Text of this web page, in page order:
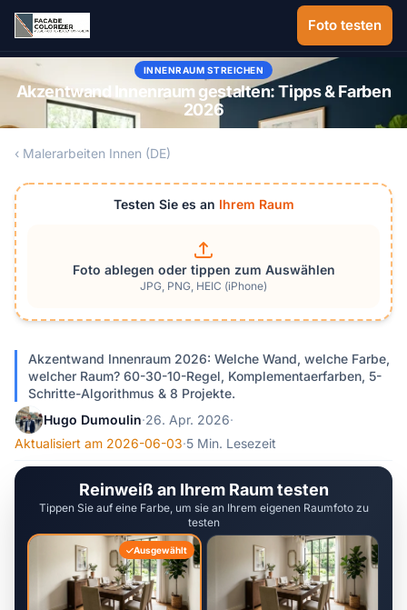
Zum Hauptinhalt springen
Foto testen
INNENRAUM STREICHEN
Akzentwand Innenraum gestalten: Tipps & Farben
2026
‹ Malerarbeiten Innen (DE)
Testen Sie es an Ihrem Raum
Foto ablegen oder tippen zum Auswählen
JPG, PNG, HEIC (iPhone)
Akzentwand Innenraum 2026: Welche Wand, welche Farbe,
welcher Raum? 60-30-10-Regel, Komplementaerfarben, 5-
Schritte-Algorithmus & 8 Projekte.
Hugo Dumoulin·26. Apr. 2026·
Aktualisiert am 2026-06-03·5 Min. Lesezeit
Reinweiß an Ihrem Raum testen
Tippen Sie auf eine Farbe, um sie an Ihrem eigenen Raumfoto zu
testen
Ausgewählt